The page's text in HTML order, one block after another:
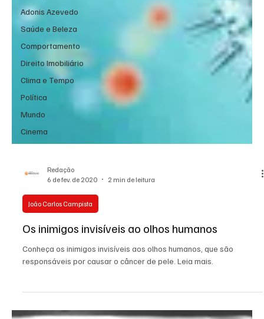
Adonis Azevedo
Saúde e Beleza
Comportamento
Direito Imobiliário
Clima e Tempo
Política
Mundo
Cinema
Redação
6 de fev. de 2020
João Carlos Campista
Os inimigos invisíveis ao olhos humanos